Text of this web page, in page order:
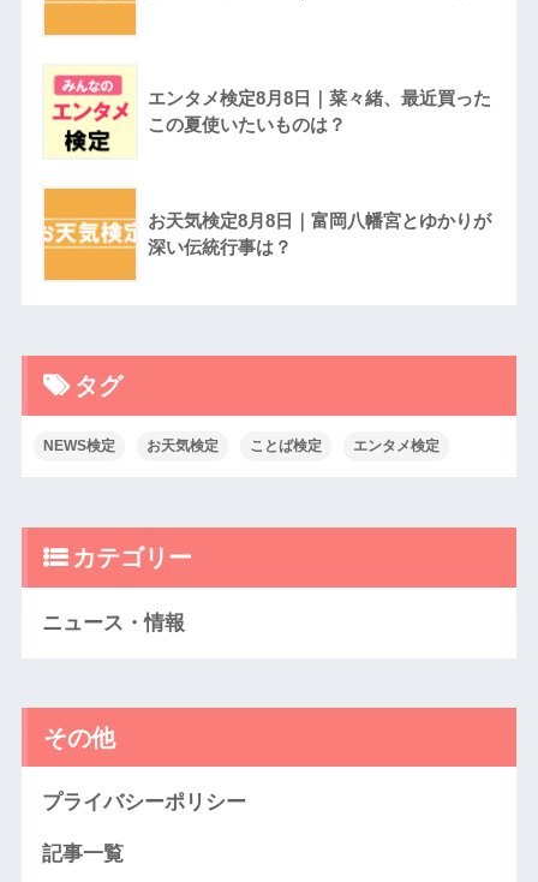
エンタメ検定8月8日｜菜々緒、最近買った
この夏使いたいものは？
お天気検定8月8日｜富岡八幡宮とゆかりが
深い伝統行事は？
タグ
NEWS検定 お天気検定 ことば検定 エンタメ検定
カテゴリー
ニュース・情報
その他
プライバシーポリシー
記事一覧